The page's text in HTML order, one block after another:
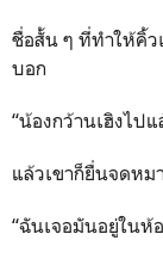
ชื่อสั้น ๆ ที่ทำให้คิ้
บอก
“น้องกว้านเฮิงไปแ
แล้วเขาก็ยื่นจดห
“ฉันเจอมันอยู่ในห้